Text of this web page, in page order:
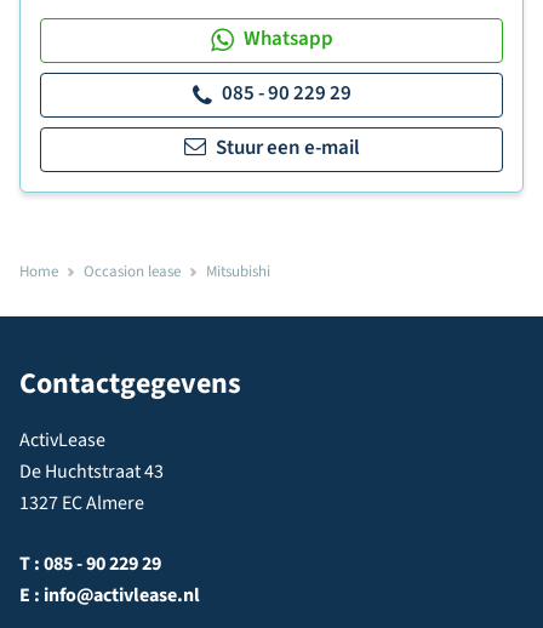
Whatsapp
085 - 90 229 29
Stuur een e-mail
Home Occasion lease Mitsubishi
Contactgegevens
ActivLease
De Huchtstraat 43
1327 EC Almere
T :085 - 90 229 29
E : info@activlease.nl